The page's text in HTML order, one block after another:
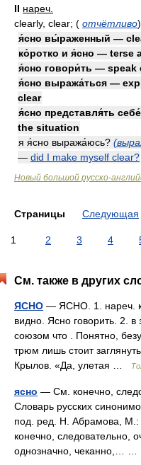
II нареч.
clearly, clear; ( отчётливо)
я́сно вы́раженный —
ко́ротко и я́сно — terse
я́сно говори́ть —
я́сно выража́ться —
clear
я́сно представля́ть
the situation
я я́сно выража́юсь?
— did I make myself clear?
Новый большой русско-
Страницы Следующая
1 2 3 4
См. также в других
ЯСНО — ЯСНО. 1. нареч. к
видно. Ясно говорить. 2. в
союзом что . Понятно,
трюм лишь стоит
Крылов. «Да, улетая …
ясно — См. конечно,
Словарь русских
под. ред. Н. Абрамова, М.:
конечно, следовательно,
однозначно, чеканно,… …